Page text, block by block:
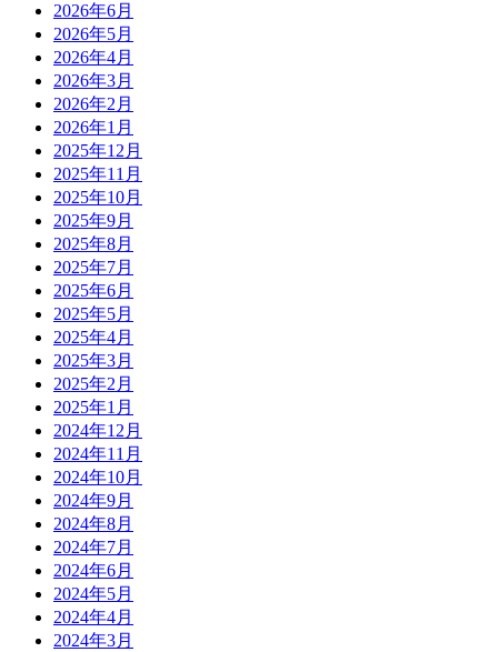
2026年6月
2026年5月
2026年4月
2026年3月
2026年2月
2026年1月
2025年12月
2025年11月
2025年10月
2025年9月
2025年8月
2025年7月
2025年6月
2025年5月
2025年4月
2025年3月
2025年2月
2025年1月
2024年12月
2024年11月
2024年10月
2024年9月
2024年8月
2024年7月
2024年6月
2024年5月
2024年4月
2024年3月